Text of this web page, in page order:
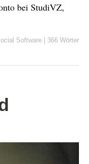
bei StudiVZ,
Software 366 Wörter